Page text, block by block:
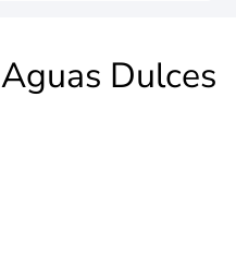
Aguas Dulces